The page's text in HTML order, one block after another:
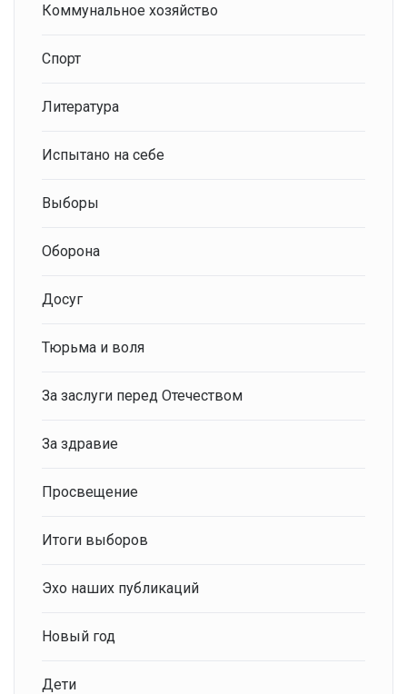
Коммунальное хозяйство
Спорт
Литература
Испытано на себе
Выборы
Оборона
Досуг
Тюрьма и воля
За заслуги перед Отечеством
За здравие
Просвещение
Итоги выборов
Эхо наших публикаций
Новый год
Дети